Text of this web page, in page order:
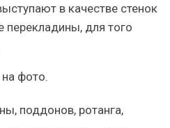
в качестве стенок
перекладины, для того
фото.